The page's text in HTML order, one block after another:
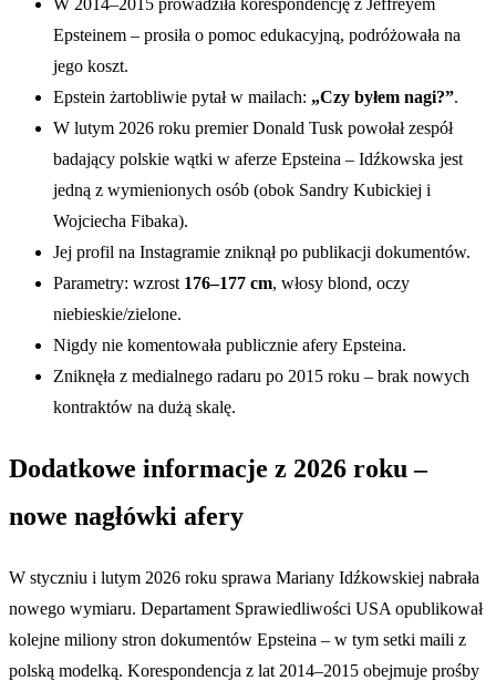
W 2014–2015 prowadziła korespondencję z Jeffreyem
Epsteinem – prosiła o pomoc edukacyjną, podróżowała na
jego koszt.
Epstein żartobliwie pytał w mailach: „Czy byłem nagi?”.
W lutym 2026 roku premier Donald Tusk powołał zespół
badający polskie wątki w aferze Epsteina – Idźkowska jest
jedną z wymienionych osób (obok Sandry Kubickiej i
Wojciecha Fibaka).
Jej profil na Instagramie zniknął po publikacji dokumentów.
Parametry: wzrost 176–177 cm, włosy blond, oczy
niebieskie/zielone.
Nigdy nie komentowała publicznie afery Epsteina.
Zniknęła z medialnego radaru po 2015 roku – brak nowych
kontraktów na dużą skalę.
Dodatkowe informacje z 2026 roku –
nowe nagłówki afery
W styczniu i lutym 2026 roku sprawa Mariany Idźkowskiej nabrała
nowego wymiaru. Departament Sprawiedliwości USA opublikował
kolejne miliony stron dokumentów Epsteina – w tym setki maili z
polską modelką. Korespondencja z lat 2014–2015 obejmuje prośby